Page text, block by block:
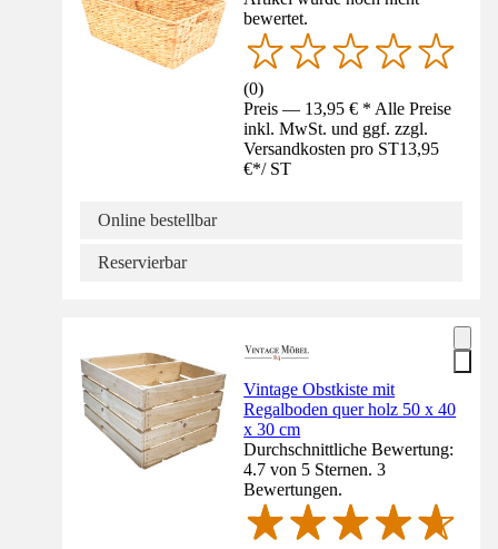
bewertet.
(0)
Preis — 13,95 € * Alle Preise
inkl. MwSt. und ggf. zzgl.
Versandkosten pro ST13,95
€*/ ST
Online bestellbar
Reservierbar
Vintage Obstkiste mit
Regalboden quer holz 50 x 40
x 30 cm
Durchschnittliche Bewertung:
4.7 von 5 Sternen. 3
Bewertungen.